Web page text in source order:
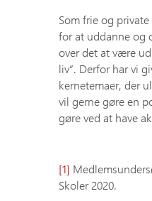
Som frie og
for at uddanne og
over det at være
liv”. Derfor har vi
kernetemaer, der
vil gerne gøre en
gøre ved at have
[1]
Skoler 2020.